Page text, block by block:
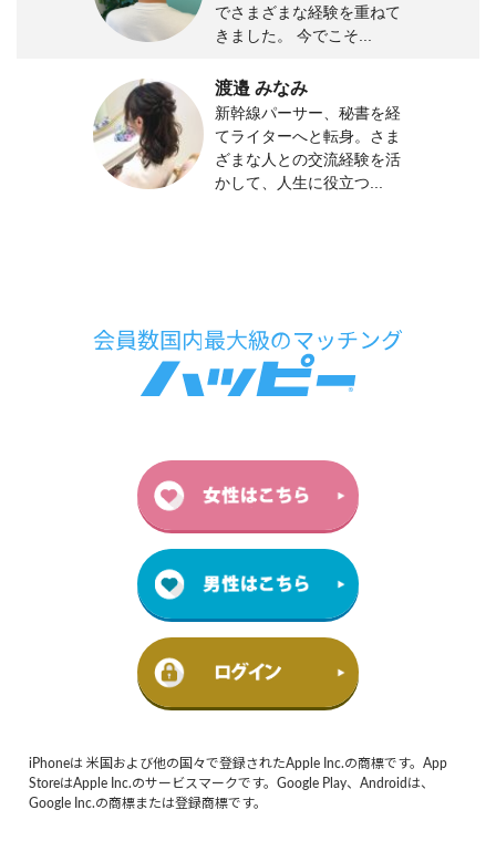
でさまざまな経験を重ねて
きました。 今でこそ...
渡邉 みなみ
新幹線パーサー、秘書を経
てライターへと転身。さま
ざまな人との交流経験を活
かして、人生に役立つ...
iPhoneは 米国および他の国々で登録されたApple Inc.の商標です。App
StoreはApple Inc.のサービスマークです。Google Play、Androidは、
Google Inc.の商標または登録商標です。